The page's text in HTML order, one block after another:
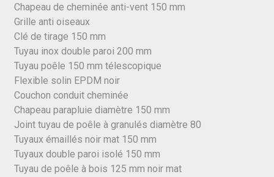
Chapeau de cheminée anti-vent 150 mm
Grille anti oiseaux
Clé de tirage 150 mm
Tuyau inox double paroi 200 mm
Tuyau poêle 150 mm télescopique
Flexible solin EPDM noir
Couchon conduit cheminée
Chapeau parapluie diamètre 150 mm
Joint tuyau de poêle à granulés diamètre 80
Tuyaux émaillés noir mat 150 mm
Tuyaux double paroi isolé 150 mm
Tuyau de poêle à bois 125 mm noir mat